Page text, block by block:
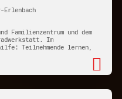
Familienzentrum und dem
Im
Teilnehmende lernen,